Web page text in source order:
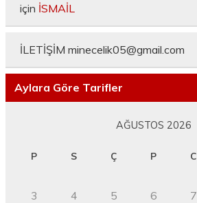
için İSMAİL
İLETİŞİM minecelik05@gmail.com
Aylara Göre Tarifler
AĞUSTOS 2026
P S Ç P C
3
4 5 6 7